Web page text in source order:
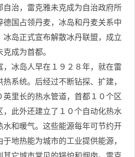
自治，雷克雅未克成为自治政府所
德国占领丹麦，冰岛和丹麦关系中
冰岛正式宣布解散冰丹联盟，成立
成为首都。
，冰岛人早在１９２８年，就在雷
系统。后经过不断钻探、扩建，
英里长的热水管道，首都１０个区
，此外还建立了１０个自动化热水
水和暖气。这些能源每年可节约开
地热能为城市的工业提供能源，